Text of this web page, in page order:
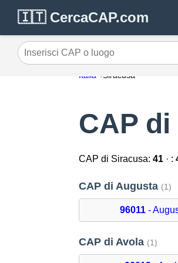
🇮🇹 CercaCAP.com
Inserisci CAP o luogo
Italia Siracusa
CAP
CAP di Siracusa:41 · :
CAP di Augusta (1)
96011-
CAP di Avola (1)